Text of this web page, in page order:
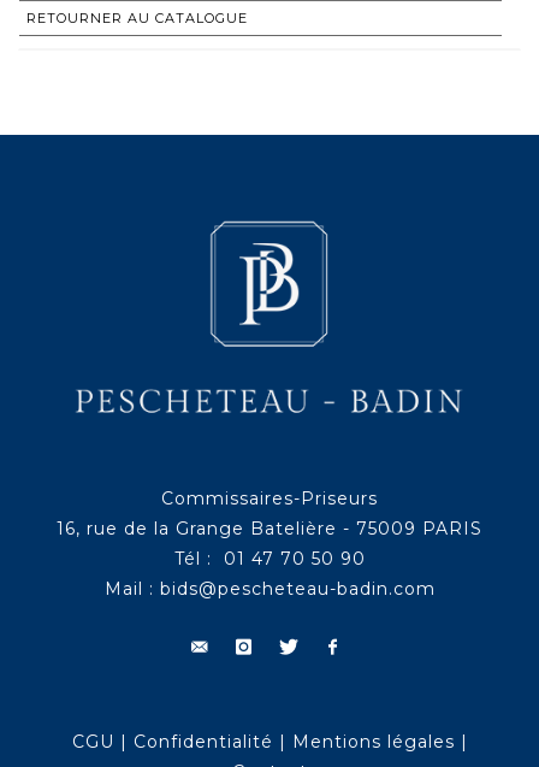
RETOURNER AU CATALOGUE
Commissaires-Priseurs
16, rue de la Grange Batelière - 75009 PARIS
Tél : 01 47 70 50 90
Mail : bids@pescheteau-badin.com
CGU | Confidentialité | Mentions légales |